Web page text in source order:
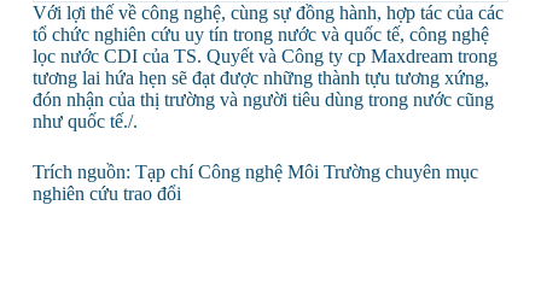
Với lợi thế về công nghệ, cùng sự đồng hành, hợp tác của các
tổ chức nghiên cứu uy tín trong nước và quốc tế, công nghệ
lọc nước CDI của TS. Quyết và Công ty cp Maxdream trong
tương lai hứa hẹn sẽ đạt được những thành tựu tương xứng,
đón nhận của thị trường và người tiêu dùng trong nước cũng
như quốc tế./.
Trích nguồn: Tạp chí Công nghệ Môi Trường chuyên mục
nghiên cứu trao đổi